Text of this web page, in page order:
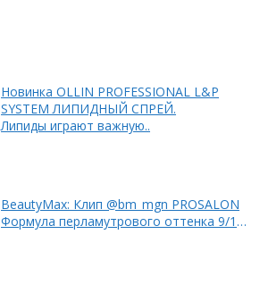
Новинка OLLIN PROFESSIONAL L&P
SYSTEM ЛИПИДНЫЙ СПРЕЙ.
Липиды играют важную..
BeautyMax: Клип @bm_mgn PROSALON
Формула перламутрового оттенка 9/12